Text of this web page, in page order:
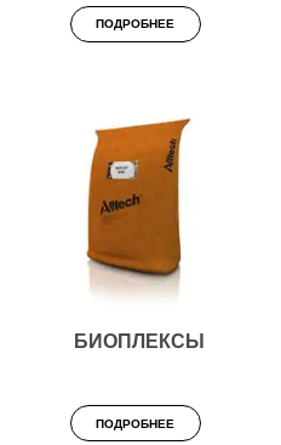
ПОДРОБНЕЕ
БИОПЛЕКСЫ
ПОДРОБНЕЕ